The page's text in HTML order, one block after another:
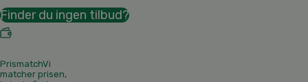
Finder du ingen tilbud?
PrismatchVi
matcher prisen,